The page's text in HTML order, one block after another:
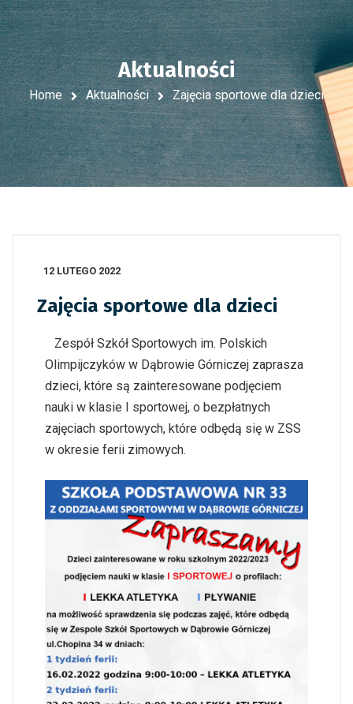
Aktualności
Home Aktualności Zajęcia sportowe dla dzieci
12 LUTEGO 2022
Zajęcia sportowe dla dzieci
Zespół Szkół Sportowych im. Polskich
Olimpijczyków w Dąbrowie Górniczej zaprasza
dzieci, które są zainteresowane podjęciem
nauki w klasie I sportowej, o bezpłatnych
zajęciach sportowych, które odbędą się w ZSS
w okresie ferii zimowych.